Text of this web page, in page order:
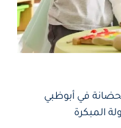
في أبوظبي
المبكرة